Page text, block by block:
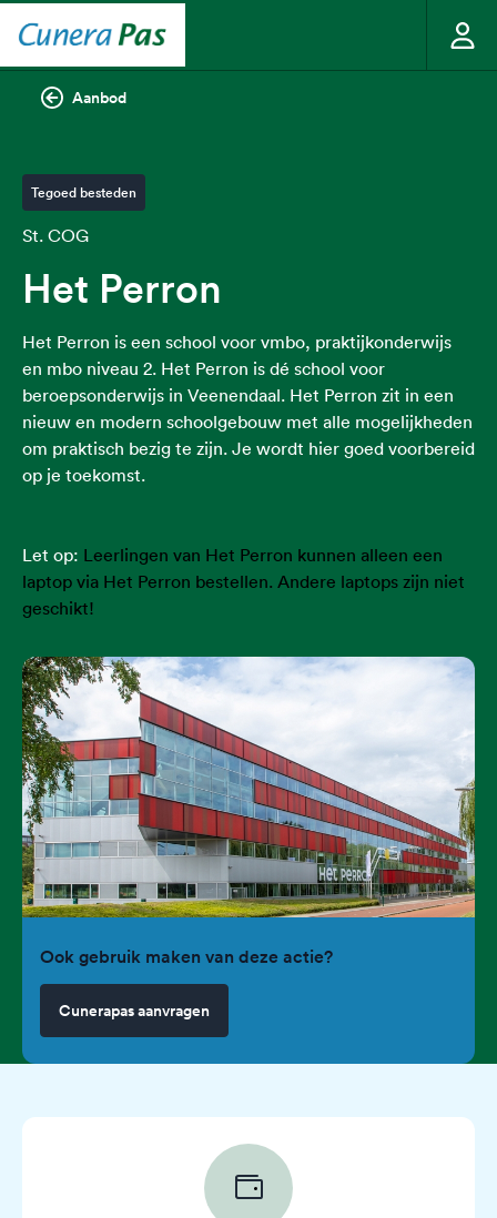
Aanbod
Tegoed besteden
St. COG
Het Perron
Het Perron is een school voor vmbo, praktijkonderwijs
en mbo niveau 2. Het Perron is dé school voor
beroepsonderwijs in Veenendaal. Het Perron zit in een
nieuw en modern schoolgebouw met alle mogelijkheden
om praktisch bezig te zijn. Je wordt hier goed voorbereid
op je toekomst.
Let op: Leerlingen van Het Perron kunnen alleen een
laptop via Het Perron bestellen. Andere laptops zijn niet
geschikt!
Ook gebruik maken van deze actie?
Cunerapas aanvragen